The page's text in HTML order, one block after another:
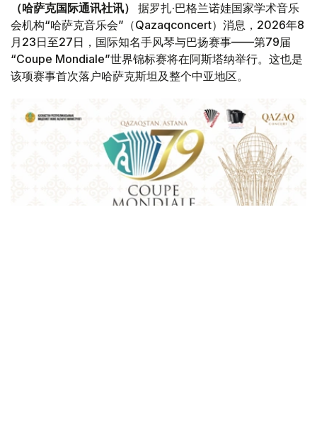
（哈萨克国际通讯社讯）
据罗扎·巴格兰诺娃国家学术音乐
会机构“哈萨克音乐会”（Qazaqconcert）消息，2026年8
月23日至27日，国际知名手风琴与巴扬赛事——第79届
“Coupe Mondiale”世界锦标赛将在阿斯塔纳举行。这也是
该项赛事首次落户哈萨克斯坦及整个中亚地区。